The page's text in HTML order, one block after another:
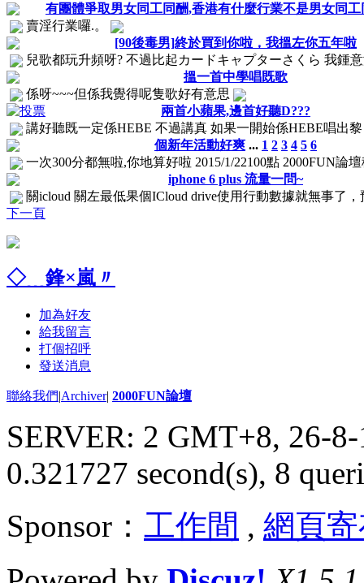
有團體爭取男女同工同酬,香港有什麼行業不是男女同工
賣淫行業囉.。
[90後毒男]終於買到你啦，我搵左你五年啦
兒歌都玩升頻呀? 不過比起カードキャプターさくら 我鍾
搵一首中學唱既歌
係呀~~~但係我覺得呢隻歌好有意思
兩首小蘋果,邊首好聽D???
講好聽既一定係HEBE 不過講真 如果一開始係HEBE唱出
個新年活動好爽 ... 1 2 3 4 5 6
一次300分都無啦,你地算好啦 2015/1/22100點 2000FUN論
iphone 6 plus 流量一問~
關icloud 關左最低果個ICloud drive使用行動數據就無事了
下一頁
◇﹍鋒×嵐〃
加為好友
給我留言
打個招呼
發送消息
聯絡我們|Archiver| 2000FUN論壇
SERVER: 2 GMT+8, 26-
0.321727 second(s), 8
Sponsor： 工作間 , 網頁